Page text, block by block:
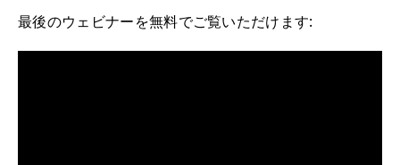
最後のウェビナーを無料でご覧いただけます: